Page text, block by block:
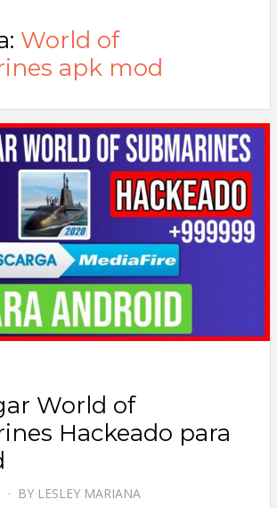
World of
apk mod
World of
Hackeado para
BY LESLEY MARIANA